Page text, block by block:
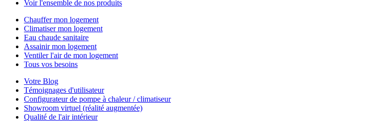
Voir l'ensemble de nos produits
Chauffer mon logement
Climatiser mon logement
Eau chaude sanitaire
Assainir mon logement
Ventiler l'air de mon logement
Tous vos besoins
Votre Blog
Témoignages d'utilisateur
Configurateur de pompe à chaleur / climatiseur
Showroom virtuel (réalité augmentée)
Qualité de l'air intérieur